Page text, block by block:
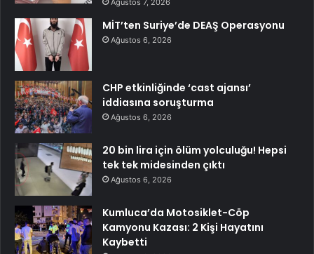
MİT’ten Suriye’de DEAŞ Operasyonu
Ağustos 6, 2026
CHP etkinliğinde ‘cast ajansı’
iddiasına soruşturma
Ağustos 6, 2026
20 bin lira için ölüm yolculuğu! Hepsi
tek tek midesinden çıktı
Ağustos 6, 2026
Kumluca’da Motosiklet-Cöp
Kamyonu Kazası: 2 Kişi Hayatını
Kaybetti